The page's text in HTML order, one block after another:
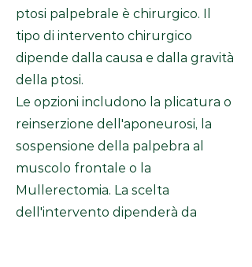
ptosi palpebrale è chirurgico. Il
tipo di intervento chirurgico
dipende dalla causa e dalla gravità
della ptosi.
Le opzioni includono la plicatura o
reinserzione dell'aponeurosi, la
sospensione della palpebra al
muscolo frontale o la
Mullerectomia. La scelta
dell'intervento dipenderà da